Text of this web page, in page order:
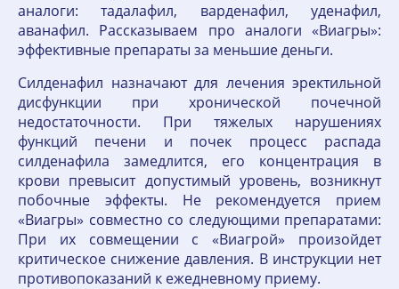
аналоги: тадалафил, варденафил, уденафил,
аванафил. Рассказываем про аналоги «Виагры»:
эффективные препараты за меньшие деньги.
Силденафил назначают для лечения эректильной
дисфункции при хронической почечной
недостаточности. При тяжелых нарушениях
функций печени и почек процесс распада
силденафила замедлится, его концентрация в
крови превысит допустимый уровень, возникнут
побочные эффекты. Не рекомендуется прием
«Виагры» совместно со следующими препаратами:
При их совмещении с «Виагрой» произойдет
критическое снижение давления. В инструкции нет
противопоказаний к ежедневному приему.